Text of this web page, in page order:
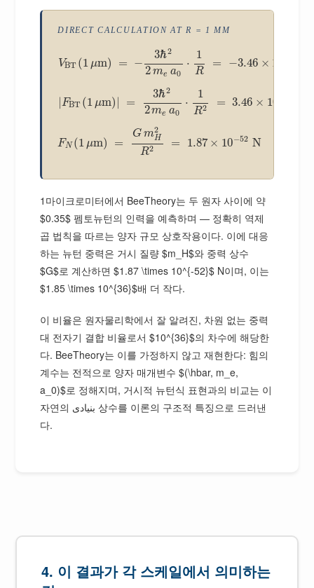
DIRECT CALCULATION AT R = 1 ΜM
VBT (1 μm) = −
3ℏ2
2 me a0
⋅
1
R
= −3.46 × 10
|FBT (1 μm) | =
3ℏ2
2me a0
⋅
1
R2 = 3.46 × 10
FN (1 μm) =
Gm2
H
R2 = 1.87 × 10−52 N
1마이크로미터에서 BeeTheory는 두 원자 사이에 약
$0.35$ 펨토뉴턴의 인력을 예측하며 — 정확히 역제
곱 법칙을 따르는 양자 규모 상호작용이다. 이에 대응
하는 뉴턴 중력은 거시 질량 $m_H$와 중력 상수
$G$로 계산하면 $1.87 \times 10^{-52}$ N이며, 이는
$1.85 \times 10^{36}$배 더 작다.
이 비율은 원자물리학에서 잘 알려진, 차원 없는 중력
대 전자기 결합 비율로서 $10^{36}$의 차수에 해당한
다. BeeTheory는 이를 가정하지 않고 재현한다: 힘의
계수는 전적으로 양자 매개변수 $(\hbar, m_e,
a_0)$로 정해지며, 거시적 뉴턴식 표현과의 비교는 이
자연의 بنیادی 상수를 이론의 구조적 특징으로 드러낸
다.
4. 이 결과가 각 스케일에서 의미하는